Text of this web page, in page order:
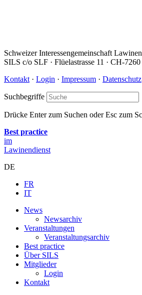
Schweizer Interessengemeinschaft
SILS c/o SLF · Flüelastrasse 11 · CH-
Kontakt · Login · Impressum · Datenschutz
Suchbegriffe
Drücke Enter zum Suchen oder Esc zum
Best practice
im
Lawinendienst
DE
FR
IT
News
Newsarchiv
Veranstaltungen
Veranstaltungsarchiv
Best practice
Über SILS
Mitglieder
Login
Kontakt